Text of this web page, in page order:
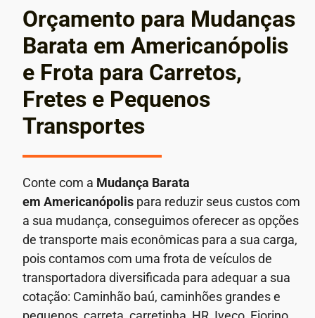
Orçamento para Mudanças
Barata em Americanópolis
e Frota para Carretos,
Fretes e Pequenos
Transportes
Conte com a Mudança Barata
em Americanópolis para reduzir seus custos com
a sua mudança, conseguimos oferecer as opções
de transporte mais econômicas para a sua carga,
pois contamos com uma frota de veículos de
transportadora diversificada para adequar a sua
cotação: Caminhão baú, caminhões grandes e